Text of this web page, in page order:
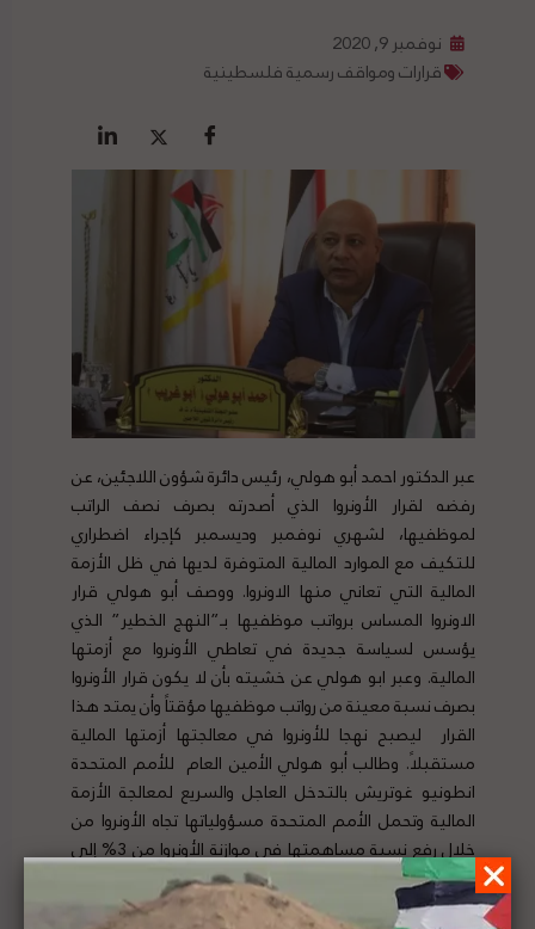
نوفمبر 9, 2020
قرارات ومواقف رسمية فلسطينية
عبر الدكتور احمد أبو هولي، رئيس دائرة شؤون اللاجئين، عن
رفضه لقرار الأونروا الذي أصدرته بصرف نصف الراتب
لموظفيها، لشهري نوفمبر وديسمبر كإجراء اضطراري
للتكيف مع الموارد المالية المتوفرة لديها في ظل الأزمة
المالية التي تعاني منها الاونروا. ووصف أبو هولي قرار
الاونروا المساس برواتب موظفيها بـ”النهج الخطير” الذي
يؤسس لسياسة جديدة في تعاطي الأونروا مع أزمتها
المالية. وعبر ابو هولي عن خشيته بأن لا يكون قرار الأونروا
بصرف نسبة معينة من رواتب موظفيها مؤقتاً وأن يمتد هذا
القرار ليصبح نهجا للأونروا في معالجتها أزمتها المالية
مستقبلاً. وطالب أبو هولي الأمين العام للأمم المتحدة
انطونيو غوتريش بالتدخل العاجل والسريع لمعالجة الأزمة
المالية وتحمل الأمم المتحدة مسؤولياتها تجاه الأونروا من
خلال رفع نسبة مساهمتها في موازنة الأونروا من 3% إلى
10 % وهي نسبة كفيلة بتمكين الأونروا من صرف وراتب
موظفيها كاملة حتى نهاية العام 2020 وتغطية العجز